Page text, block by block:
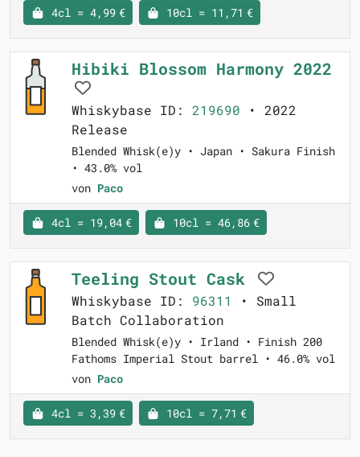
4cl = 4,99 € 10cl = 11,71 €
Hibiki Blossom Harmony 2022
Whiskybase ID: 219690 • 2022
Release
Blended Whisk(e)y • Japan • Sakura Finish
• 43.0% vol
von Paco
4cl = 19,04 € 10cl = 46,86 €
Teeling Stout Cask
Whiskybase ID: 96311
• Small
Batch Collaboration
Blended Whisk(e)y • Irland • Finish 200
Fathoms Imperial Stout barrel • 46.0% vol
von Paco
4cl = 3,39 € 10cl = 7,71 €